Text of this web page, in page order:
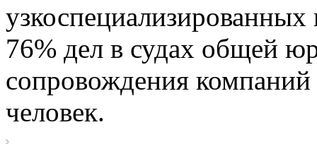
76% дел в судах общей
сопровождения
человек.